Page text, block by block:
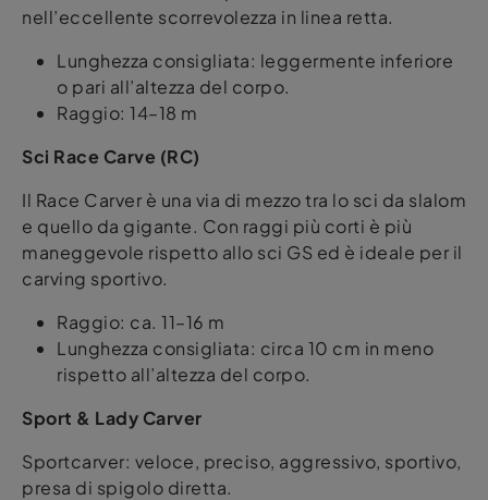
nell’eccellente scorrevolezza in linea retta.
Lunghezza consigliata: leggermente inferiore
o pari all’altezza del corpo.
Raggio: 14–18 m
Sci Race Carve (RC)
Il Race Carver è una via di mezzo tra lo sci da slalom
e quello da gigante. Con raggi più corti è più
maneggevole rispetto allo sci GS ed è ideale per il
carving sportivo.
Raggio: ca. 11–16 m
Lunghezza consigliata: circa 10 cm in meno
rispetto all’altezza del corpo.
Sport & Lady Carver
Sportcarver: veloce, preciso, aggressivo, sportivo,
presa di spigolo diretta.